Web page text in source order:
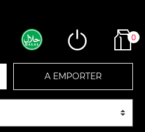
0
A EMPORTER